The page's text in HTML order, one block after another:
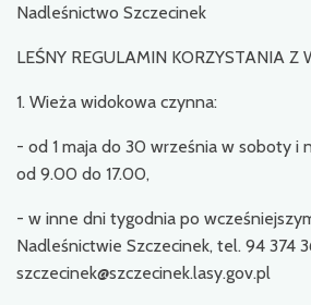
Nadleśnictwo Szczecinek
LEŚNY REGULAMIN KORZYSTANIA Z
1. Wieża widokowa czynna:
- od 1 maja do 30 września w soboty i
od 9.00 do 17.00,
- w inne dni tygodnia po
Nadleśnictwie Szczecinek, tel. 94 374
szczecinek@szczecinek.lasy.gov.pl